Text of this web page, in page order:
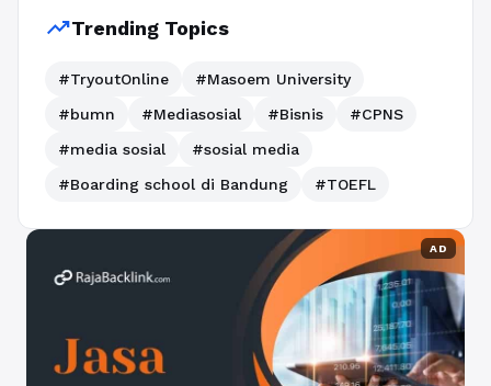
trending_upTrending Topics
#TryoutOnline
#Masoem University
#bumn
#Mediasosial #Bisnis
#CPNS
#media sosial
#sosial media
#Boarding school di Bandung
#TOEFL
AD